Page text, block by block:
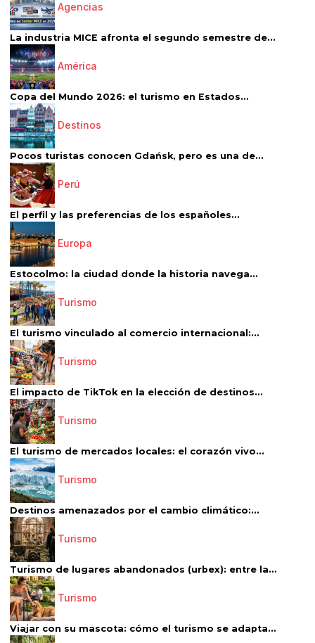
Agencias
La industria MICE afronta el segundo semestre de...
América
Copa del Mundo 2026: el turismo en Estados...
Destinos
Pocos turistas conocen Gdańsk, pero es una de...
Perú
El perfil y las preferencias de los españoles...
Europa
Estocolmo: la ciudad donde la historia navega...
Turismo
El turismo vinculado al comercio internacional:...
Turismo
El impacto de TikTok en la elección de destinos...
Turismo
El turismo de mercados locales: el corazón vivo...
Turismo
Destinos amenazados por el cambio climático:...
Turismo
Turismo de lugares abandonados (urbex): entre la...
Turismo
Viajar con su mascota: cómo el turismo se adapta...